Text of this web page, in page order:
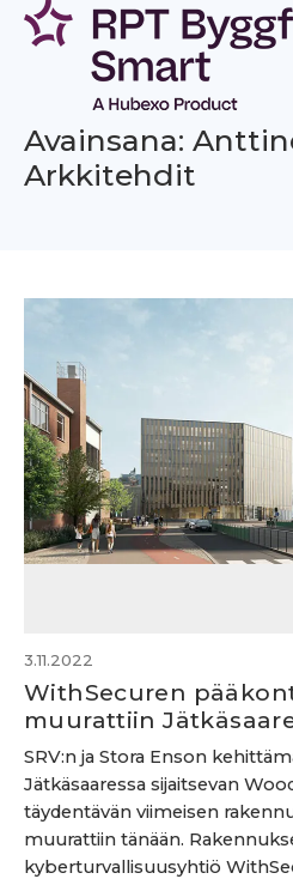
Siirry
sisältöön
Avainsana:
Arkkitehdit
3.11.2022
WithSecuren
muurattiin
SRV:n ja Stora Enson
Jätkäsaaressa sijaitsevan
täydentävän viimeisen
muurattiin tänään.
kyberturvallisuusyhtiö